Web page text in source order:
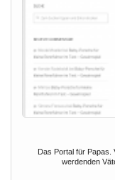
Das Portal für Papas.
werdenden